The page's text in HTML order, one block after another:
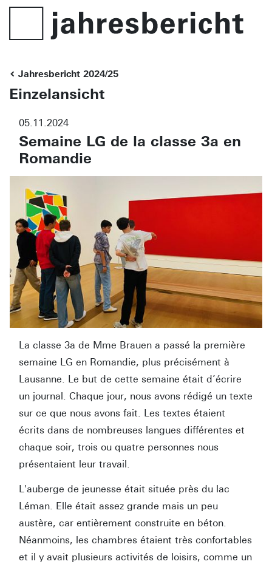
Jahresbericht 2024/25
Einzelansicht
05.11.2024
Semaine LG de la classe 3a en
Romandie
La classe 3a de Mme Brauen a passé la première
semaine LG en Romandie, plus précisément à
Lausanne. Le but de cette semaine était d’écrire
un journal. Chaque jour, nous avons rédigé un texte
sur ce que nous avons fait. Les textes étaient
écrits dans de nombreuses langues différentes et
chaque soir, trois ou quatre personnes nous
présentaient leur travail.
L'auberge de jeunesse était située près du lac
Léman. Elle était assez grande mais un peu
austère, car entièrement construite en béton.
Néanmoins, les chambres étaient très confortables
et il y avait plusieurs activités de loisirs, comme un